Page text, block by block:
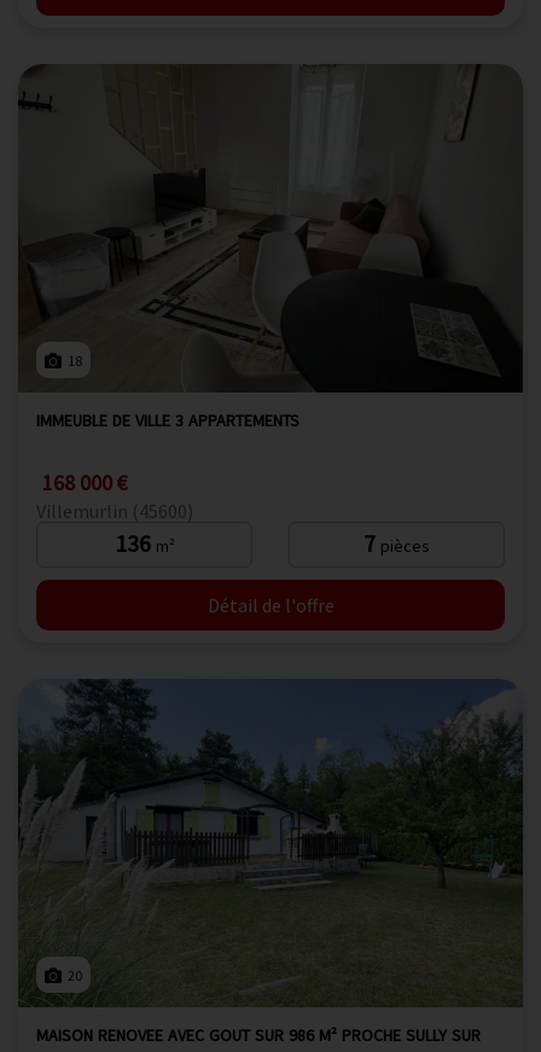
18
IMMEUBLE DE VILLE 3 APPARTEMENTS
168 000 €
Villemurlin (45600)
136 m² 7 pièces
Détail de l'offre
20
MAISON RENOVEE AVEC GOUT SUR 986 M² PROCHE SULLY SUR